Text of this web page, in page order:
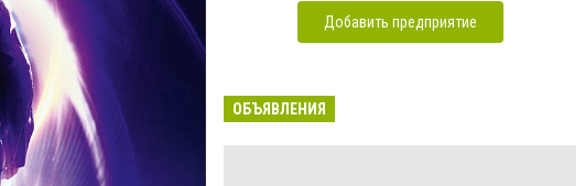
Добавить предприятие
ОБЪЯВЛЕНИЯ